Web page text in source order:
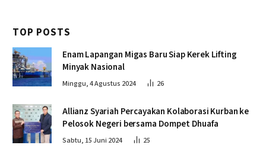
TOP POSTS
Enam Lapangan Migas Baru Siap Kerek Lifting
Minyak Nasional
Minggu, 4 Agustus 2024 26
Allianz Syariah Percayakan Kolaborasi Kurban ke
Pelosok Negeri bersama Dompet Dhuafa
Sabtu, 15 Juni 2024 25